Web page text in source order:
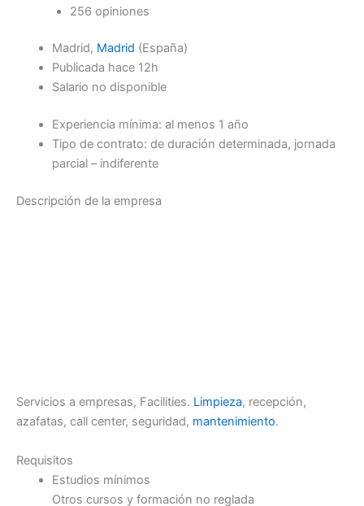
256 opiniones
Madrid, Madrid (España)
Publicada hace 12h
Salario no disponible
Experiencia mínima: al menos 1 año
Tipo de contrato: de duración determinada, jornada
parcial – indiferente
Descripción de la empresa
Servicios a empresas, Facilities. Limpieza, recepción,
azafatas, call center, seguridad, mantenimiento.
Requisitos
Estudios mínimos
Otros cursos y formación no reglada